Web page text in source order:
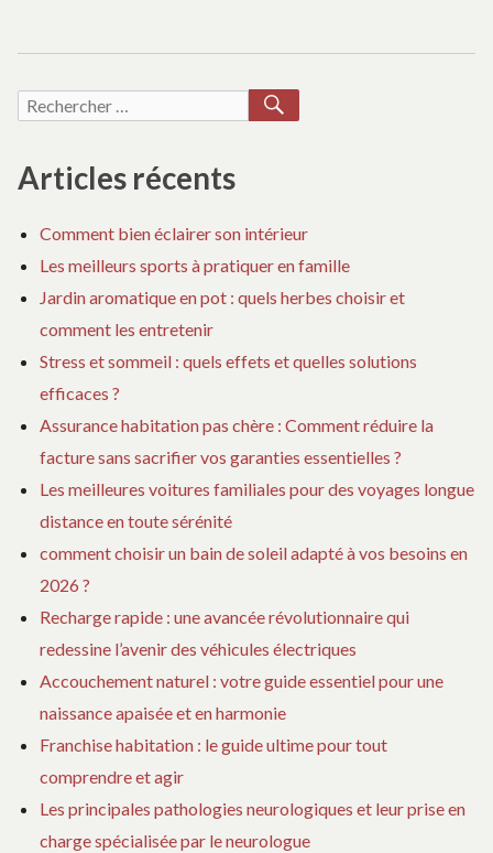
Recherche
Articles récents
Comment bien éclairer son intérieur
Les meilleurs sports à pratiquer en famille
Jardin aromatique en pot : quels herbes choisir et
comment les entretenir
Stress et sommeil : quels effets et quelles solutions
efficaces ?
Assurance habitation pas chère : Comment réduire la
facture sans sacrifier vos garanties essentielles ?
Les meilleures voitures familiales pour des voyages longue
distance en toute sérénité
comment choisir un bain de soleil adapté à vos besoins en
2026 ?
Recharge rapide : une avancée révolutionnaire qui
redessine l’avenir des véhicules électriques
Accouchement naturel : votre guide essentiel pour une
naissance apaisée et en harmonie
Franchise habitation : le guide ultime pour tout
comprendre et agir
Les principales pathologies neurologiques et leur prise en
charge spécialisée par le neurologue